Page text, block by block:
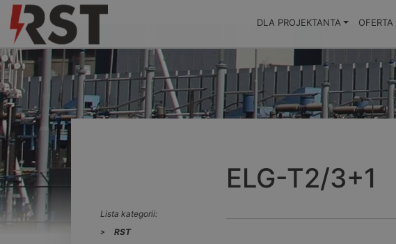
DLA PROJEKTANTA OFERTA
Lista kategorii:
RST
ELG-T2/3+1